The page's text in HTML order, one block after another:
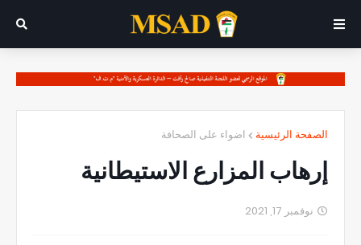
الصفحة الرئيسية اضواء على الصحافة
إرهاب المزارع الاستيطانية
نوفمبر 17, 2021